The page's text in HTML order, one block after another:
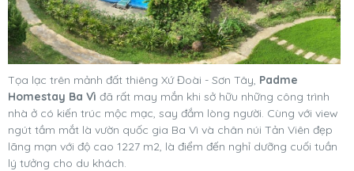
Tọa lạc trên mảnh đất thiêng Xứ Đoài - Sơn Tây, Padme
Homestay Ba Vì đã rất may mắn khi sở hữu những công trình
nhà ở có kiến trúc mộc mạc, say đắm lòng người. Cùng với view
ngút tầm mắt là vườn quốc gia Ba Vì và chân núi Tản Viên đẹp
lãng mạn với độ cao 1227 m2, là điểm đến nghỉ dưỡng cuối tuần
lý tưởng cho du khách.